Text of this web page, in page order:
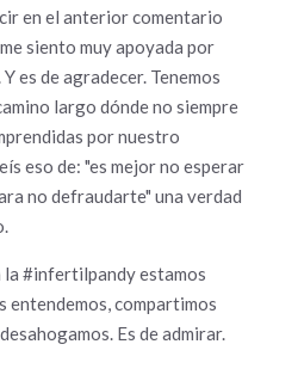
en el anterior comentario
siento muy apoyada por
es de agradecer. Tenemos
largo dónde no siempre
por nuestro
eso de: "es mejor no esperar
no defraudarte" una verdad
la #infertilpandy estamos
entendemos, compartimos
Es de admirar.